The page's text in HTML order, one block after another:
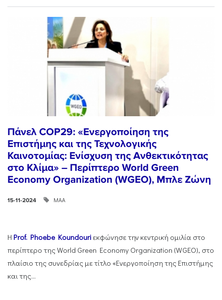
Πάνελ COP29: «Ενεργοποίηση της
Επιστήμης και της Τεχνολογικής
Καινοτομίας: Ενίσχυση της Ανθεκτικότητας
στο Κλίμα» – Περίπτερο World Green
Economy Organization (WGEO), Μπλε Ζώνη
15-11-2024 ΜΑΑ
Η Prof. Phoebe Koundouri εκφώνησε την κεντρική ομιλία στο
περίπτερο της World Green Economy Organization (WGEO), στο
πλαίσιο της συνεδρίας με τίτλο «Ενεργοποίηση της Επιστήμης
και της...